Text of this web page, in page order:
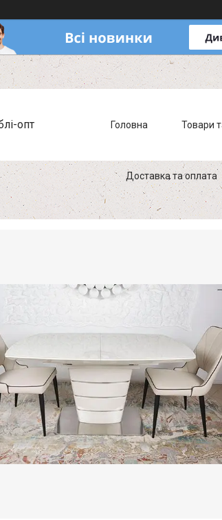
опт Головна Товари
Доставка та оплата